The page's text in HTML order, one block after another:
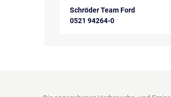
Schröder Team Ford
0521 94264-0